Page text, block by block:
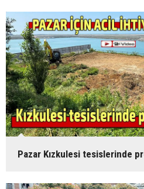
Pazar Kızkulesi tesislerinde